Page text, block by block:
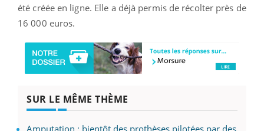
été créée en ligne. Elle a déjà permis de récolter près de
16 000 euros.
SUR LE MÊME THÈME
Amputation : bientôt des prothèses pilotées par des